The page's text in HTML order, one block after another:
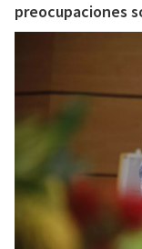
preocupaciones